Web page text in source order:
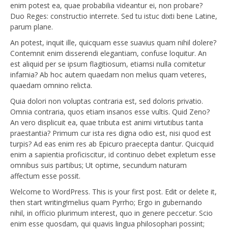
enim potest ea, quae probabilia videantur ei, non probare?
Duo Reges: constructio interrete. Sed tu istuc dixti bene Latine,
parum plane.
An potest, inquit ille, quicquam esse suavius quam nihil dolere?
Contemnit enim disserendi elegantiam, confuse loquitur. An
est aliquid per se ipsum flagitiosum, etiamsi nulla comitetur
infamia? Ab hoc autem quaedam non melius quam veteres,
quaedam omnino relicta.
Quia dolori non voluptas contraria est, sed doloris privatio.
Omnia contraria, quos etiam insanos esse vultis. Quid Zeno?
An vero displicuit ea, quae tributa est animi virtutibus tanta
praestantia? Primum cur ista res digna odio est, nisi quod est
turpis? Ad eas enim res ab Epicuro praecepta dantur. Quicquid
enim a sapientia proficiscitur, id continuo debet expletum esse
omnibus suis partibus; Ut optime, secundum naturam
affectum esse possit.
Welcome to WordPress. This is your first post. Edit or delete it,
then start writing!melius quam Pyrrho; Ergo in gubernando
nihil, in officio plurimum interest, quo in genere peccetur. Scio
enim esse quosdam, qui quavis lingua philosophari possint;